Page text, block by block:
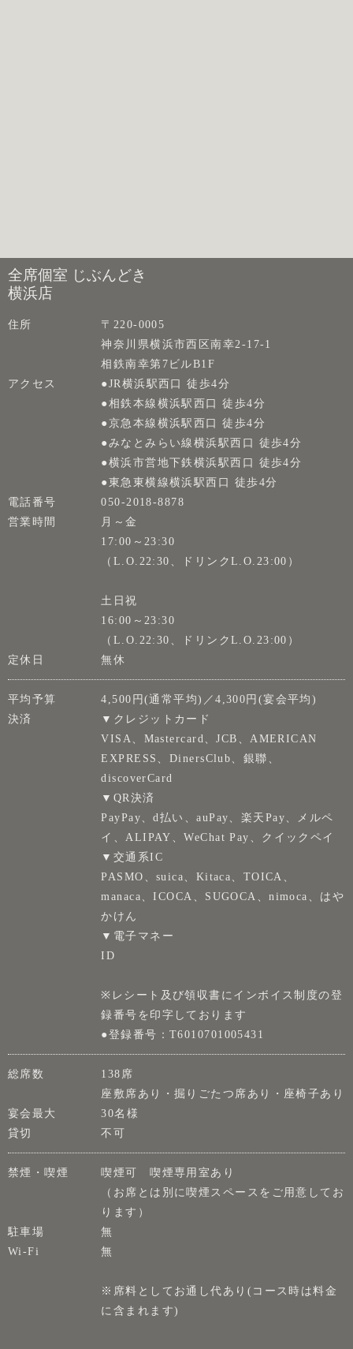
全席個室 じぶんどき
横浜店
住所
〒220-0005
神奈川県横浜市西区南幸2-17-1
相鉄南幸第7ビルB1F
アクセス
●JR横浜駅西口 徒歩4分
●相鉄本線横浜駅西口 徒歩4分
●京急本線横浜駅西口 徒歩4分
●みなとみらい線横浜駅西口 徒歩4分
●横浜市営地下鉄横浜駅西口 徒歩4分
●東急東横線横浜駅西口 徒歩4分
電話番号
050-2018-8878
営業時間
月～金
17:00～23:30
（L.O.22:30、ドリンクL.O.23:00）
土日祝
16:00～23:30
（L.O.22:30、ドリンクL.O.23:00）
定休日
無休
平均予算
4,500円(通常平均)／4,300円(宴会平均)
決済
▼クレジットカード
VISA、Mastercard、JCB、AMERICAN
EXPRESS、DinersClub、銀聯、
discoverCard
▼QR決済
PayPay、d払い、auPay、楽天Pay、メルペ
イ、ALIPAY、WeChat Pay、クイックペイ
▼交通系IC
PASMO、suica、Kitaca、TOICA、
manaca、ICOCA、SUGOCA、nimoca、はや
かけん
▼電子マネー
ID
※レシート及び領収書にインボイス制度の登
録番号を印字しております
●登録番号：T6010701005431
総席数
138席
座敷席あり・掘りごたつ席あり・座椅子あり
宴会最大
30名様
貸切
不可
禁煙・喫煙
喫煙可 喫煙専用室あり
（お席とは別に喫煙スペースをご用意してお
ります）
駐車場
無
Wi-Fi
無
※席料としてお通し代あり(コース時は料金
に含まれます)